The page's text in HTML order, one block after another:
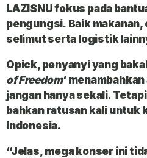
LAZISNUfokus pada
pengungsi. Baik makanan,
selimutserta logistik
Opick, penyanyi yang bakal
ofFreedom‘
jangan hanya sekali. Tetapi
bahkan ratusan kali untuk
Indonesia.
“Jelas, mega konser ini